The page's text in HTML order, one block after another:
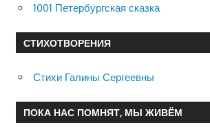
1001 Петербургская сказка
СТИХОТВОРЕНИЯ
Стихи Галины Сергеевны
ПОКА НАС ПОМНЯТ, МЫ ЖИВЁМ